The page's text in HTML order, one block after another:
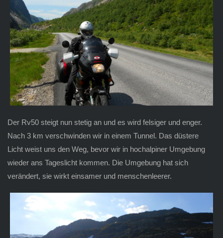
Der Rv50 steigt nun stetig an und es wird felsiger und enger.
Nach 3 km verschwinden wir in einem Tunnel. Das düstere
Licht weist uns den Weg, bevor wir in hochalpiner Umgebung
wieder ans Tageslicht kommen. Die Umgebung hat sich
verändert, sie wirkt einsamer und menschenleerer.